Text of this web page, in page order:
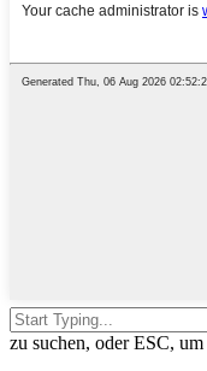
zu suchen, oder ESC,